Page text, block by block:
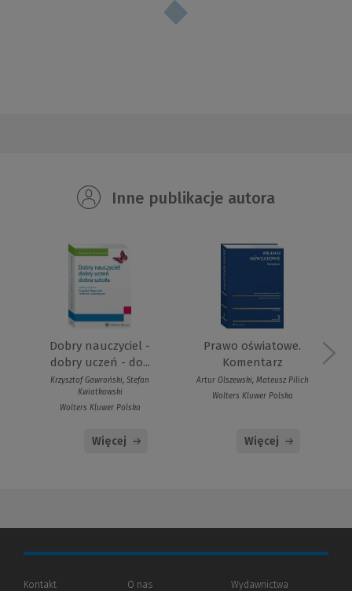
Inne publikacje autora
Dobry nauczyciel -
dobry uczeń - do...
Krzysztof Gawroński, Stefan
Kwiatkowski
Wolters Kluwer Polska
Więcej
Prawo oświatowe.
Komentarz
Artur Olszewski, Mateusz Pilich
Wolters Kluwer Polska
Więcej
Kontakt
O nas
Wydawnictwa